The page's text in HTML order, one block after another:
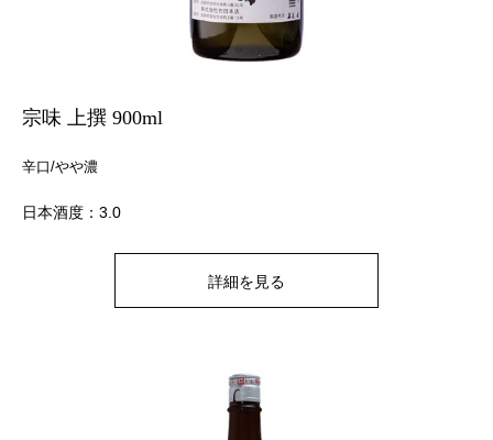
宗味 上撰 900ml
辛口/やや濃
日本酒度：3.0
詳細を見る